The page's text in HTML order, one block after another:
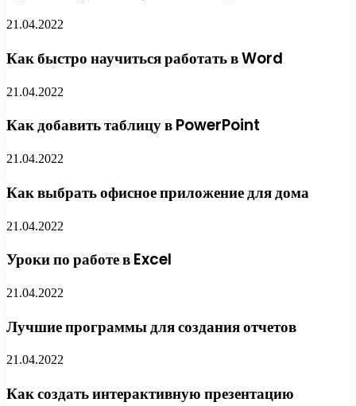
21.04.2022
Как быстро научиться работать в Word
21.04.2022
Как добавить таблицу в PowerPoint
21.04.2022
Как выбрать офисное приложение для дома
21.04.2022
Уроки по работе в Excel
21.04.2022
Лучшие программы для создания отчетов
21.04.2022
Как создать интерактивную презентацию